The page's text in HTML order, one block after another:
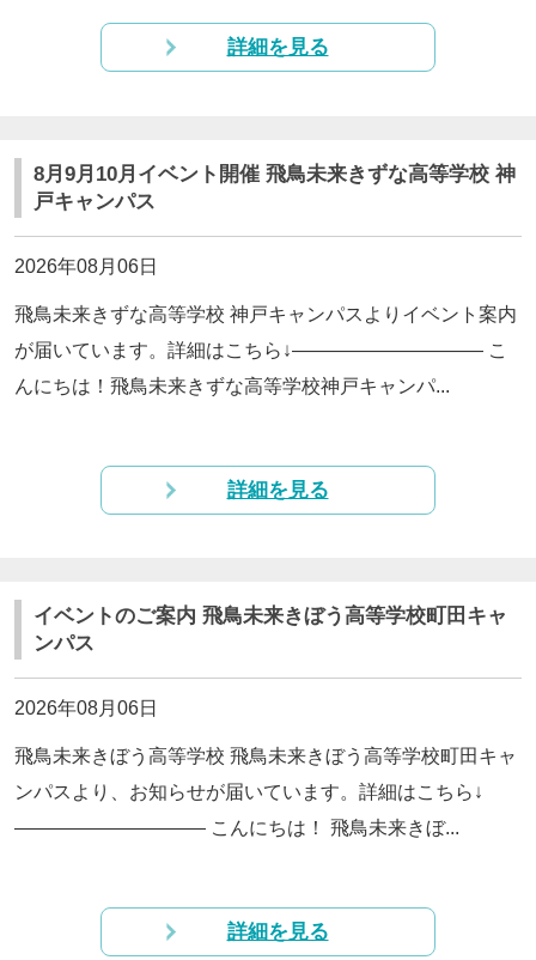
詳細を見る
8月9月10月イベント開催 飛鳥未来きずな高等学校 神
戸キャンパス
2026年08月06日
飛鳥未来きずな高等学校 神戸キャンパスよりイベント案内
が届いています。詳細はこちら↓—————————— こ
んにちは！飛鳥未来きずな高等学校神戸キャンパ...
詳細を見る
イベントのご案内 飛鳥未来きぼう高等学校町田キャ
ンパス
2026年08月06日
飛鳥未来きぼう高等学校 飛鳥未来きぼう高等学校町田キャ
ンパスより、お知らせが届いています。詳細はこちら↓
—————————— こんにちは！ 飛鳥未来きぼ...
詳細を見る